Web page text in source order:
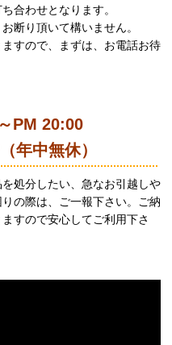
合わせとなります。
断り頂いて構いません。
すので、まずは、お電話お待
PM 20:00
年中無休）
処分したい、急なお引越しや
の際は、ご一報下さい。ご納
すので安心してご利用下さ